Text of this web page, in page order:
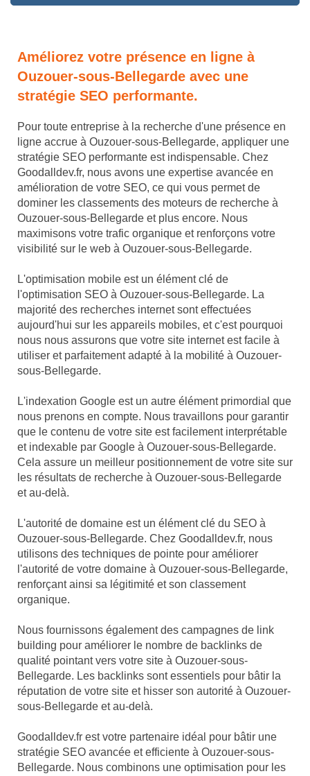
Améliorez votre présence en ligne à
Ouzouer-sous-Bellegarde avec une
stratégie SEO performante.
Pour toute entreprise à la recherche d'une présence en
ligne accrue à Ouzouer-sous-Bellegarde, appliquer une
stratégie SEO performante est indispensable. Chez
Goodalldev.fr, nous avons une expertise avancée en
amélioration de votre SEO, ce qui vous permet de
dominer les classements des moteurs de recherche à
Ouzouer-sous-Bellegarde et plus encore. Nous
maximisons votre trafic organique et renforçons votre
visibilité sur le web à Ouzouer-sous-Bellegarde.
L'optimisation mobile est un élément clé de
l'optimisation SEO à Ouzouer-sous-Bellegarde. La
majorité des recherches internet sont effectuées
aujourd'hui sur les appareils mobiles, et c'est pourquoi
nous nous assurons que votre site internet est facile à
utiliser et parfaitement adapté à la mobilité à Ouzouer-
sous-Bellegarde.
L'indexation Google est un autre élément primordial que
nous prenons en compte. Nous travaillons pour garantir
que le contenu de votre site est facilement interprétable
et indexable par Google à Ouzouer-sous-Bellegarde.
Cela assure un meilleur positionnement de votre site sur
les résultats de recherche à Ouzouer-sous-Bellegarde
et au-delà.
L'autorité de domaine est un élément clé du SEO à
Ouzouer-sous-Bellegarde. Chez Goodalldev.fr, nous
utilisons des techniques de pointe pour améliorer
l'autorité de votre domaine à Ouzouer-sous-Bellegarde,
renforçant ainsi sa légitimité et son classement
organique.
Nous fournissons également des campagnes de link
building pour améliorer le nombre de backlinks de
qualité pointant vers votre site à Ouzouer-sous-
Bellegarde. Les backlinks sont essentiels pour bâtir la
réputation de votre site et hisser son autorité à Ouzouer-
sous-Bellegarde et au-delà.
Goodalldev.fr est votre partenaire idéal pour bâtir une
stratégie SEO avancée et efficiente à Ouzouer-sous-
Bellegarde. Nous combinons une optimisation pour les